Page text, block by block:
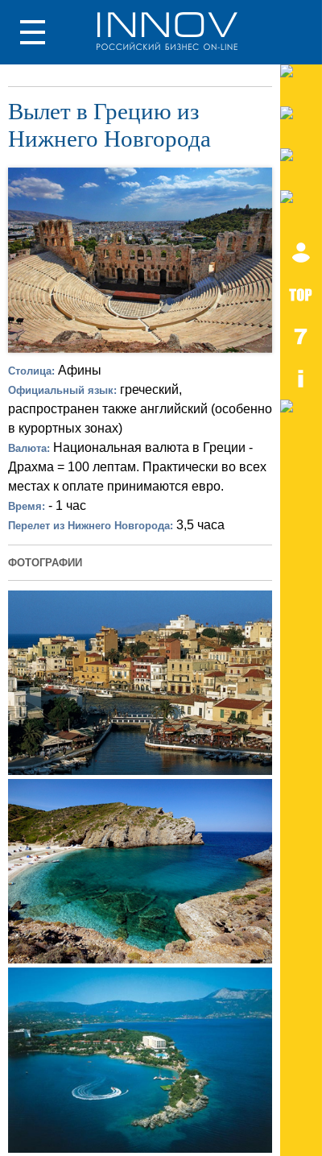
Вылет в Грецию из
Нижнего Новгорода
Столица: Афины
Официальный язык: греческий,
распространен также английский (особенно
в курортных зонах)
Валюта: Национальная валюта в Греции -
Драхма = 100 лептам. Практически во всех
местах к оплате принимаются евро.
Время: - 1 час
Перелет из Нижнего Новгорода: 3,5 часа
ФОТОГРАФИИ